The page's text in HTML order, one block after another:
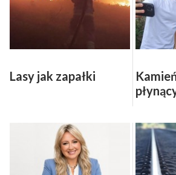
Lasy jak zapałki